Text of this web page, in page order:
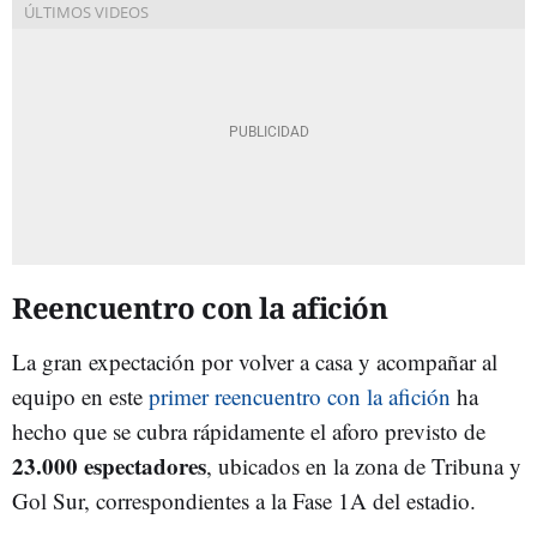
Reencuentro con la afición
La gran expectación por volver a casa y acompañar al
equipo en este primer reencuentro con la afición ha
hecho que se cubra rápidamente el aforo previsto de
23.000 espectadores, ubicados en la zona de Tribuna y
Gol Sur, correspondientes a la Fase 1A del estadio.